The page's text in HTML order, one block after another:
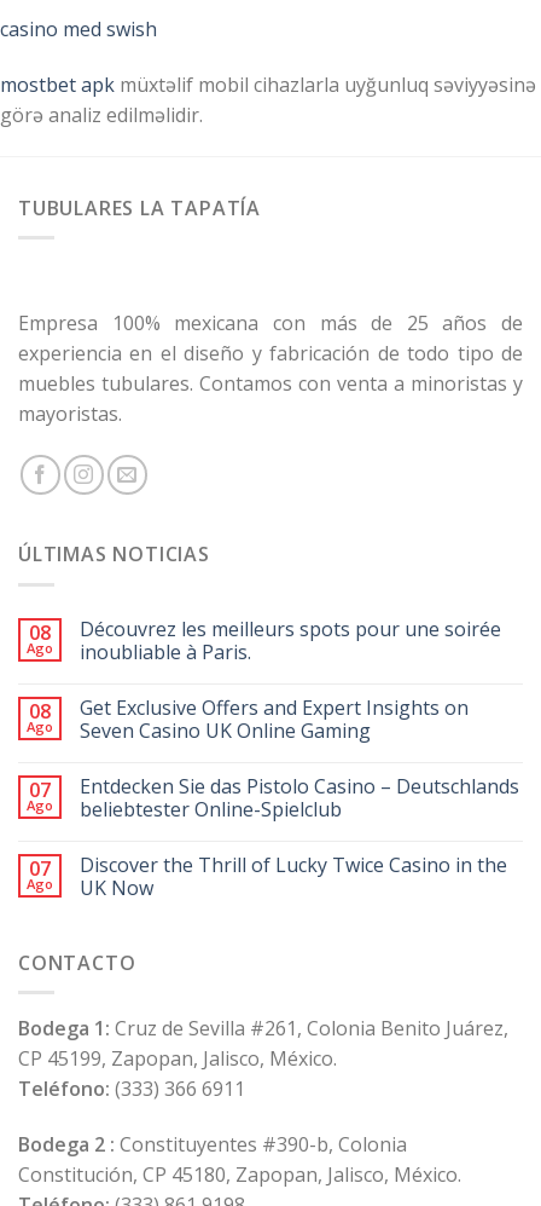
casino med swish
mostbet apk müxtəlif mobil cihazlarla uyğunluq səviyyəsinə
görə analiz edilməlidir.
TUBULARES LA TAPATÍA
Empresa 100% mexicana con más de 25 años de
experiencia en el diseño y fabricación de todo tipo de
muebles tubulares. Contamos con venta a minoristas y
mayoristas.
ÚLTIMAS NOTICIAS
08
Ago
Découvrez les meilleurs spots pour une soirée
inoubliable à Paris.
08
Ago
Get Exclusive Offers and Expert Insights on
Seven Casino UK Online Gaming
07
Ago
Entdecken Sie das Pistolo Casino – Deutschlands
beliebtester Online-Spielclub
07
Ago
Discover the Thrill of Lucky Twice Casino in the
UK Now
CONTACTO
Bodega 1: Cruz de Sevilla #261, Colonia Benito Juárez,
CP 45199, Zapopan, Jalisco, México.
Teléfono: (333) 366 6911
Bodega 2 : Constituyentes #390-b, Colonia
Constitución, CP 45180, Zapopan, Jalisco, México.